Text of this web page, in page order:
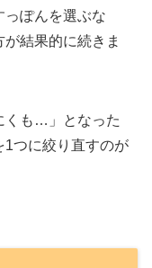
っぽんを選ぶな
結果的に続きま
くも…」となった
1つに絞り直すのが